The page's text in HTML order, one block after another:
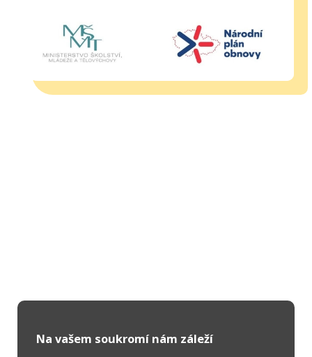
Na vašem soukromí nám záleží